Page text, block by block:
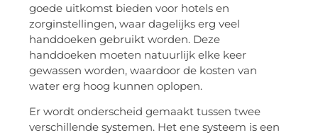
goede uitkomst bieden voor hotels en
zorginstellingen, waar dagelijks erg veel
handdoeken gebruikt worden. Deze
handdoeken moeten natuurlijk elke keer
gewassen worden, waardoor de kosten van
water erg hoog kunnen oplopen.
Er wordt onderscheid gemaakt tussen twee
verschillende systemen. Het ene systeem is een